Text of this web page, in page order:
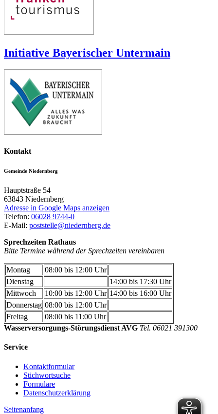
Initiative Bayerischer Untermain
Kontakt
Gemeinde Niedernberg
Hauptstraße 54
63843 Niedernberg
Adresse in Google Maps anzeigen
Telefon: 06028 9744-0
E-Mail: poststelle@niedernberg.de
Sprechzeiten Rathaus
Bitte Termine während der Sprechzeiten vereinbaren
Montag
08:00 bis 12:00 Uhr
Dienstag
14:00 bis 17:30 Uhr
Mittwoch
10:00 bis 12:00 Uhr 14:00 bis 16:00 Uhr
Donnerstag 08:00 bis 12:00 Uhr
Freitag
08:00 bis 11:00 Uhr
Wasserversorgungs-Störungsdienst AVG Tel. 06021 391300
Service
Kontaktformular
Stichwortsuche
Formulare
Datenschutzerklärung
Seitenanfang